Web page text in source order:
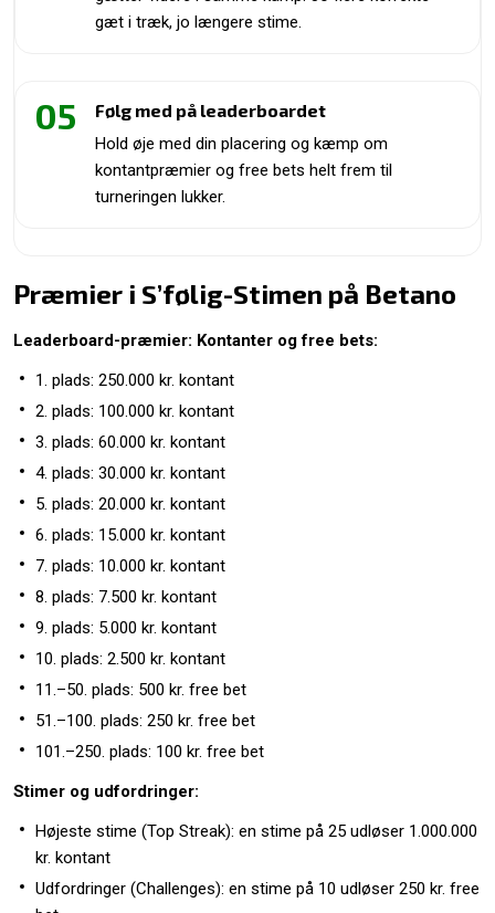
gæt i træk, jo længere stime.
05 Følg med på leaderboardet
Hold øje med din placering og kæmp om
kontantpræmier og free bets helt frem til
turneringen lukker.
Præmier i S’følig-Stimen på Betano
Leaderboard-præmier: Kontanter og free bets:
1. plads: 250.000 kr. kontant
2. plads: 100.000 kr. kontant
3. plads: 60.000 kr. kontant
4. plads: 30.000 kr. kontant
5. plads: 20.000 kr. kontant
6. plads: 15.000 kr. kontant
7. plads: 10.000 kr. kontant
8. plads: 7.500 kr. kontant
9. plads: 5.000 kr. kontant
10. plads: 2.500 kr. kontant
11.–50. plads: 500 kr. free bet
51.–100. plads: 250 kr. free bet
101.–250. plads: 100 kr. free bet
Stimer og udfordringer:
Højeste stime (Top Streak): en stime på 25 udløser 1.000.000
kr. kontant
Udfordringer (Challenges): en stime på 10 udløser 250 kr. free